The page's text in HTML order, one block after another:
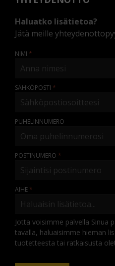
Haluatko lisätietoa?
Jätä meille
NIMI
SÄHKÖPOSTI
PUHELINNUMERO
POSTINUMERO
AIHE
Jotta voisimme palvella Sinua
tavalla, haluaisimme hieman
tuotetteesta tai ratkaisusta
KOMMENTTI